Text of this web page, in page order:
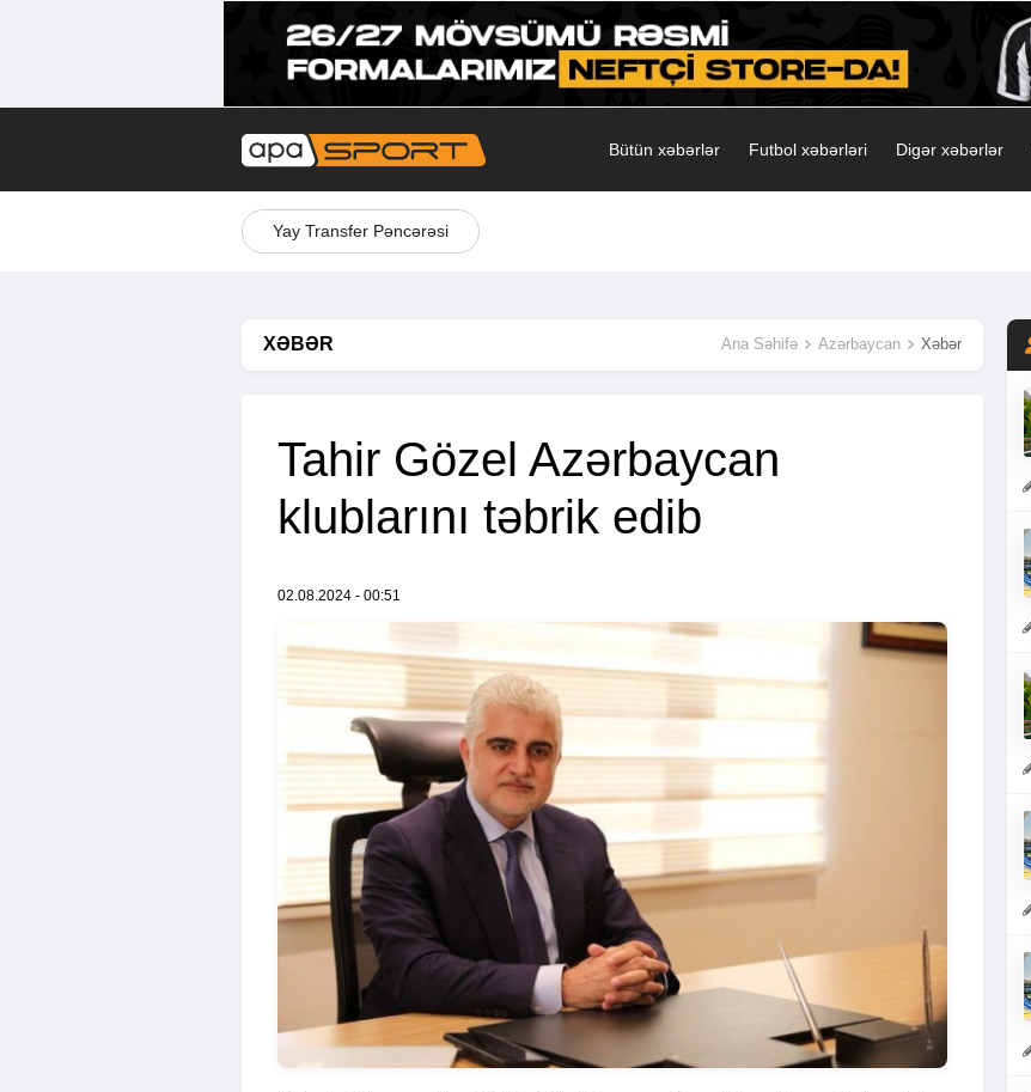
Bütün xəbərlər Futbol xəbərləri Digər xəbərlər
Yay Transfer Pəncərəsi
XƏBƏR Ana Səhifə Azərbaycan Xəbər
Tahir Gözel Azərbaycan
klublarını təbrik edib
02.08.2024 - 00:51